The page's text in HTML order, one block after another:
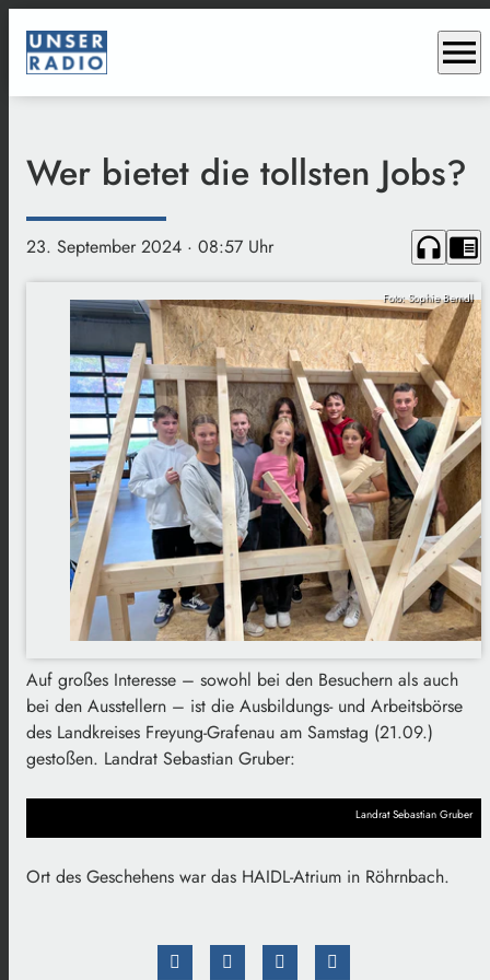
menu
Wer bietet die tollsten Jobs?
23. September 2024 · 08:57 Uhr headphones chrome_reader_mode
Foto: Sophie Berndl
Auf großes Interesse – sowohl bei den Besuchern als auch
bei den Ausstellern – ist die Ausbildungs- und Arbeitsbörse
des Landkreises Freyung-Grafenau am Samstag (21.09.)
gestoßen. Landrat Sebastian Gruber:
Landrat Sebastian Gruber
Ort des Geschehens war das HAIDL-Atrium in Röhrnbach.